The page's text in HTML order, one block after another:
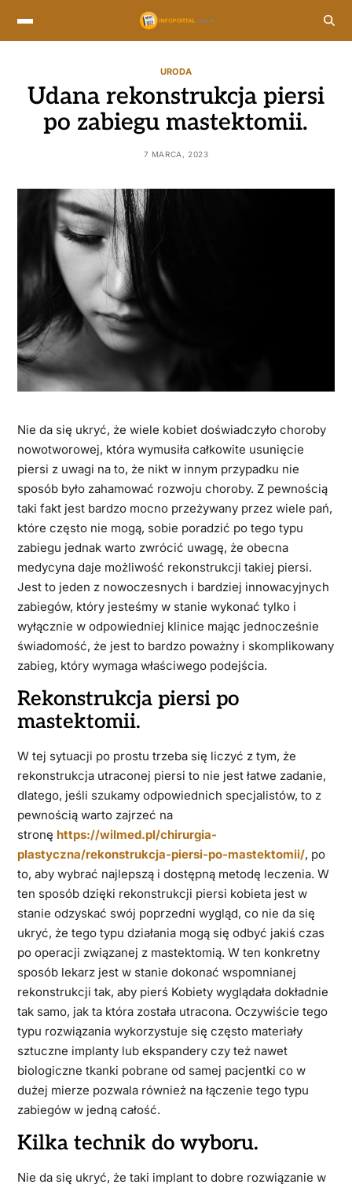
URODA
Udana rekonstrukcja piersi
po zabiegu mastektomii.
7 MARCA, 2023
Nie da się ukryć, że wiele kobiet doświadczyło choroby
nowotworowej, która wymusiła całkowite usunięcie
piersi z uwagi na to, że nikt w innym przypadku nie
sposób było zahamować rozwoju choroby. Z pewnością
taki fakt jest bardzo mocno przeżywany przez wiele pań,
które często nie mogą, sobie poradzić po tego typu
zabiegu jednak warto zwrócić uwagę, że obecna
medycyna daje możliwość rekonstrukcji takiej piersi.
Jest to jeden z nowoczesnych i bardziej innowacyjnych
zabiegów, który jesteśmy w stanie wykonać tylko i
wyłącznie w odpowiedniej klinice mając jednocześnie
świadomość, że jest to bardzo poważny i skomplikowany
zabieg, który wymaga właściwego podejścia.
Rekonstrukcja piersi po
mastektomii.
W tej sytuacji po prostu trzeba się liczyć z tym, że
rekonstrukcja utraconej piersi to nie jest łatwe zadanie,
dlatego, jeśli szukamy odpowiednich specjalistów, to z
pewnością warto zajrzeć na
stronę https://wilmed.pl/chirurgia-
plastyczna/rekonstrukcja-piersi-po-mastektomii/, po
to, aby wybrać najlepszą i dostępną metodę leczenia. W
ten sposób dzięki rekonstrukcji piersi kobieta jest w
stanie odzyskać swój poprzedni wygląd, co nie da się
ukryć, że tego typu działania mogą się odbyć jakiś czas
po operacji związanej z mastektomią. W ten konkretny
sposób lekarz jest w stanie dokonać wspomnianej
rekonstrukcji tak, aby pierś Kobiety wyglądała dokładnie
tak samo, jak ta która została utracona. Oczywiście tego
typu rozwiązania wykorzystuje się często materiały
sztuczne implanty lub ekspandery czy też nawet
biologiczne tkanki pobrane od samej pacjentki co w
dużej mierze pozwala również na łączenie tego typu
zabiegów w jedną całość.
Kilka technik do wyboru.
Nie da się ukryć, że taki implant to dobre rozwiązanie w